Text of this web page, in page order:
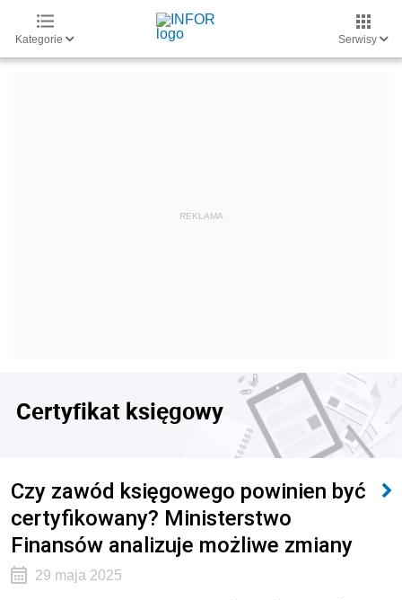
Kategorie Serwisy
Certyfikat księgowy
Czy zawód księgowego powinien być
certyfikowany? Ministerstwo
Finansów analizuje możliwe zmiany
29 maja 2025